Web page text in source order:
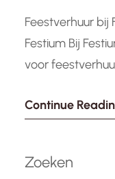
Feestverhuur bij
Festium Bij
voor
ander feest
scala aan
Continue
Zoeken